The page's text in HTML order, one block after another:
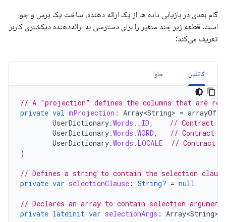
گام بعدی در بازیابی داده ها از یک ارائه دهنده، ساخت یک پرس و جو
است. قطعه زیر چند متغیر را برای دسترسی به ارائه‌دهنده دیکشنری کاربر
تعریف می‌کند:
کاتلین جاوا
// A "projection" defines the columns that are
private val mProjection : Array<String> = arrayOf
UserDictionary.Words . _ID,
// Contract
UserDictionary.Words .WORD,
// Contract
UserDictionary.Words . LOCALE
// Contract
)
// Defines a string to contain the selection clause
private var selectionClause : String? = null
// Declares an array to contain selection arguments
private lateinit var selectionArgs : Array<String>